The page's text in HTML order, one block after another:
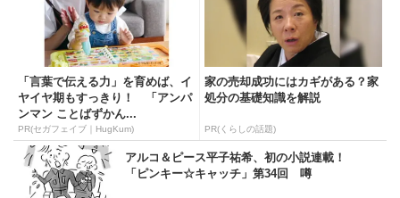
「言葉で伝える力」を育めば、イ
ヤイヤ期もすっきり！ 「アンパ
ンマン ことばずかん...
PR(セガフェイブ｜HugKum)
家の売却成功にはカギがある？家
処分の基礎知識を解説
PR(くらしの話題)
アルコ＆ピース平子祐希、初の小説連載！
「ピンキー☆キャッチ」第34回 噂